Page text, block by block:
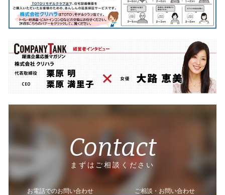
Contact
まずはご相談ください
お電話でのお問い合わせ ご相談・お問い合わせ